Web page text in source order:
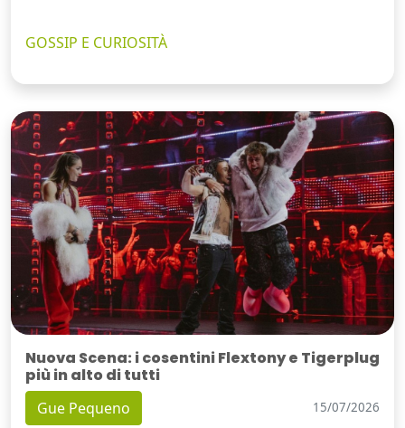
GOSSIP E CURIOSITÀ
Nuova Scena: i cosentini Flextony e Tigerplug
più in alto di tutti
Gue Pequeno 15/07/2026